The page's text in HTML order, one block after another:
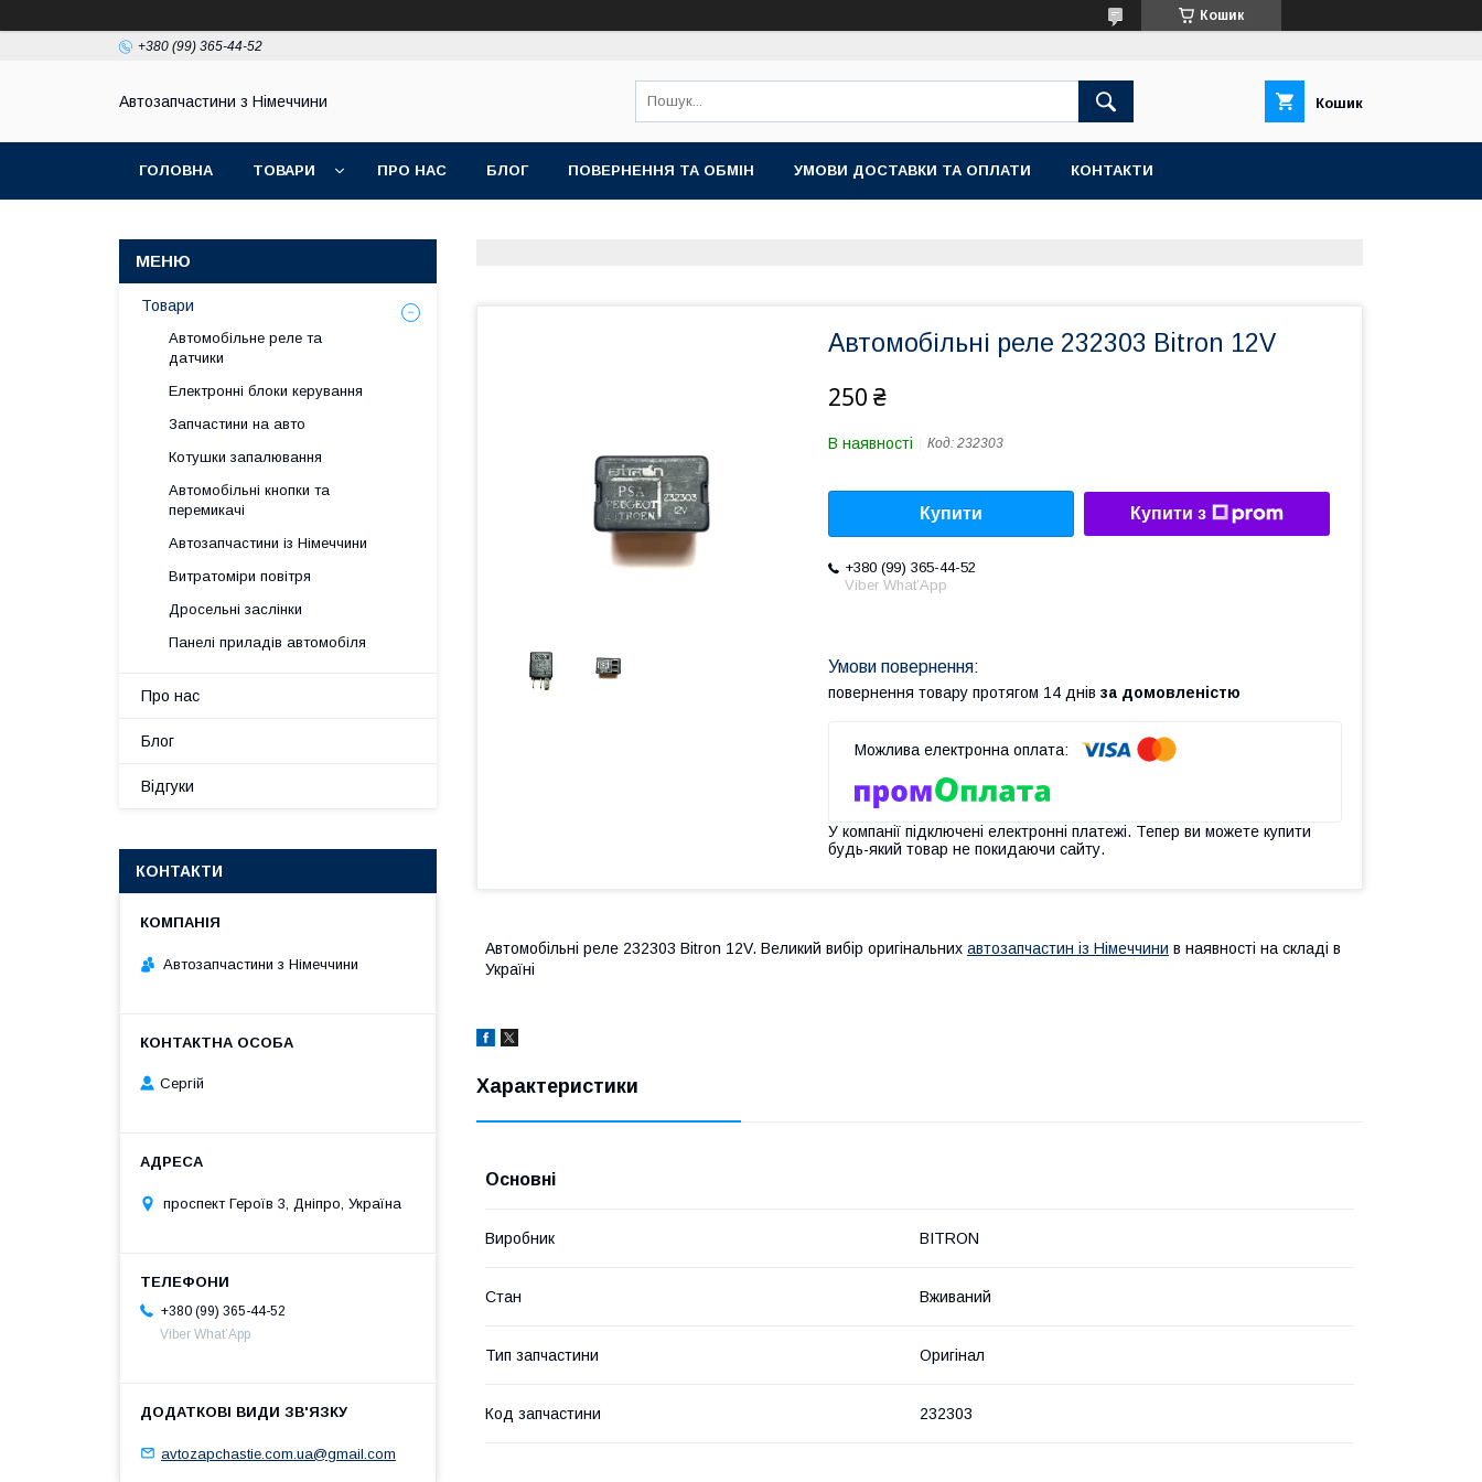
Кошик
+380 (99) 365-44-52
Автозапчастини з Німеччини Кошик
ГОЛОВНА ТОВАРИ ПРО НАС БЛОГ ПОВЕРНЕННЯ ТА ОБМІН УМОВИ ДОСТАВКИ ТА ОПЛАТИ КОНТАКТИ
Автомобільні реле 232303 Bitron 12V
250 ₴
В наявності Код: 232303
Купити Купити з
+380 (99) 365-44-52
Viber What’App
повернення товару протягом 14 днів за домовленістю
У компанії підключені електронні платежі. Тепер ви можете купити
будь-який товар не покидаючи сайту.
Автомобільні реле 232303 Bitron 12V. Великий вибір оригінальних автозапчастин із Німеччини в наявності на складі в
Україні
Характеристики
Основні
Виробник BITRON
Стан Вживаний
Тип запчастини Оригінал
Код запчастини 232303
Товари
Автомобільне реле та
датчики
Електронні блоки керування
Запчастини на авто
Котушки запалювання
Автомобільні кнопки та
перемикачі
Автозапчастини із Німеччини
Витратоміри повітря
Дросельні заслінки
Панелі приладів автомобіля
Про нас
Блог
Відгуки
КОНТАКТИ
Автозапчастини з Німеччини
Сергій
проспект Героїв 3, Дніпро, Україна
+380 (99) 365-44-52
Viber What’App
avtozapchastie.com.ua@gmail.com